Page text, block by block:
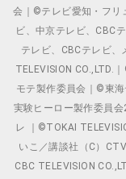
会｜©テレビ愛知・フリ
ビ、中京テレビ、CBC
テレビ、CBCテレビ
TELEVISION CO.,LTD.
モテ製作委員会｜©東
実験ヒーロー製作委員
レ ｜©TOKAI
いこ／講談社（C）
CBC TELEVISION